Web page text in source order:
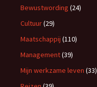
Bewustwording (24)
Cultuur(29)
Maatschappij (110)
Management(39)
Mijn werkzame leven (33)